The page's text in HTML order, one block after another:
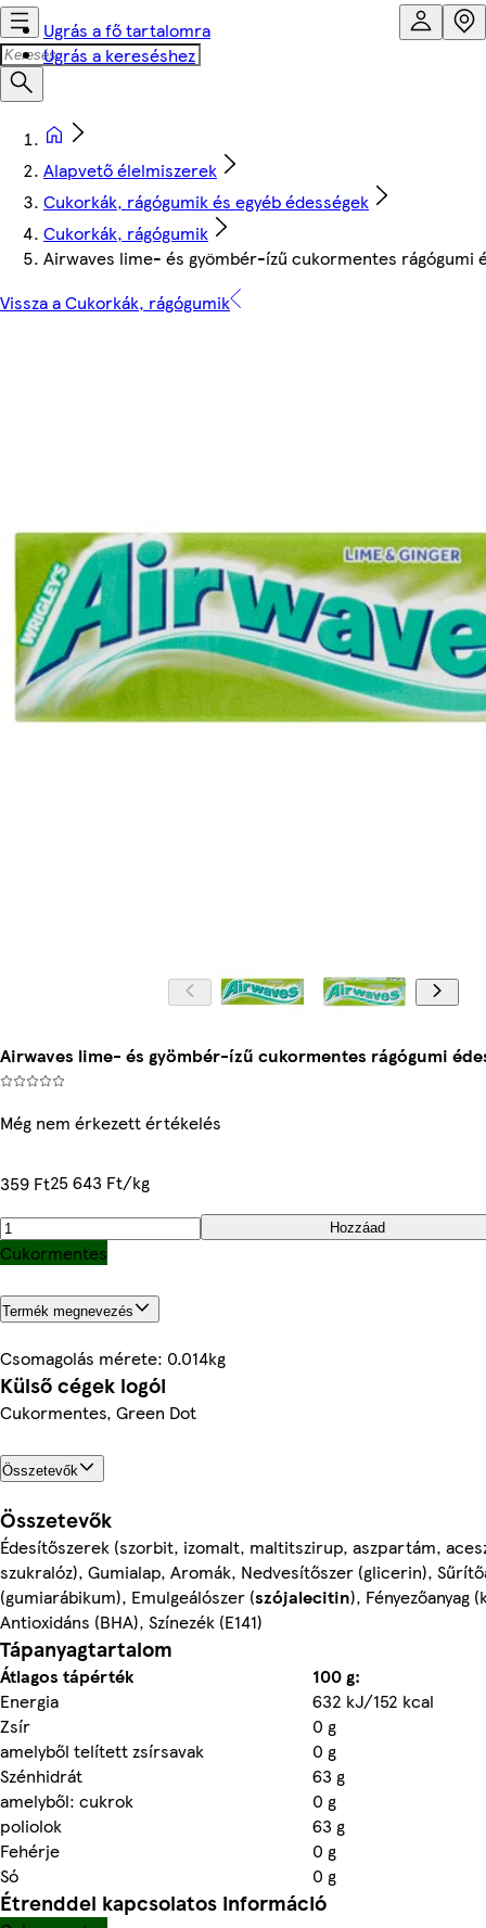
Ugrás a fő tartalomra
Ugrás a kereséshez
Alapvető élelmiszerek
Cukorkák, rágógumik és egyéb édességek
Cukorkák, rágógumik
Airwaves lime- és gyömbér-ízű cukormentes rágógumi
Vissza a Cukorkák, rágógumik
Airwaves lime- és gyömbér-ízű cukormentes rágógumi
Még nem érkezett értékelés
359 Ft25 643 Ft/kg
Hozzáad
Cukormentes
Termék megnevezés
Csomagolás mérete: 0.014kg
Külső cégek logói
Cukormentes, Green Dot
Összetevők
Összetevők
Édesítőszerek (szorbit, izomalt, maltitszirup, aszpartám,
szukralóz), Gumialap, Aromák, Nedvesítőszer (glicerin),
(gumiarábikum), Emulgeálószer (szójalecitin), Fényezőanyag
Antioxidáns (BHA), Színezék (E141)
Tápanyagtartalom
Átlagos tápérték
100 g:
Energia
632 kJ/152 kcal
Zsír
0 g
amelyből telített zsírsavak
0 g
Szénhidrát
63 g
amelyből: cukrok
0 g
poliolok
63 g
Fehérje
0 g
Só
0 g
Étrenddel kapcsolatos információ